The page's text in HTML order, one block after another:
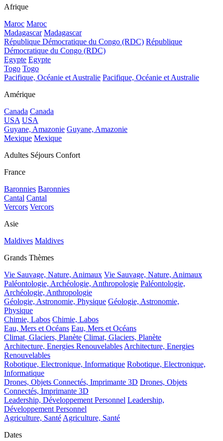
Afrique
Maroc Maroc
Madagascar Madagascar
République Démocratique du Congo (RDC) République
Démocratique du Congo (RDC)
Egypte Egypte
Togo Togo
Pacifique, Océanie et Australie Pacifique, Océanie et Australie
Amérique
Canada Canada
USA USA
Guyane, Amazonie Guyane, Amazonie
Mexique Mexique
Adultes Séjours Confort
France
Baronnies Baronnies
Cantal Cantal
Vercors Vercors
Asie
Maldives Maldives
Grands Thèmes
Vie Sauvage, Nature, Animaux Vie Sauvage, Nature, Animaux
Paléontologie, Archéologie, Anthropologie Paléontologie,
Archéologie, Anthropologie
Géologie, Astronomie, Physique Géologie, Astronomie,
Physique
Chimie, Labos Chimie, Labos
Eau, Mers et Océans Eau, Mers et Océans
Climat, Glaciers, Planète Climat, Glaciers, Planète
Architecture, Energies Renouvelables Architecture, Energies
Renouvelables
Robotique, Electronique, Informatique Robotique, Electronique,
Informatique
Drones, Objets Connectés, Imprimante 3D Drones, Objets
Connectés, Imprimante 3D
Leadership, Développement Personnel Leadership,
Développement Personnel
Agriculture, Santé Agriculture, Santé
Dates